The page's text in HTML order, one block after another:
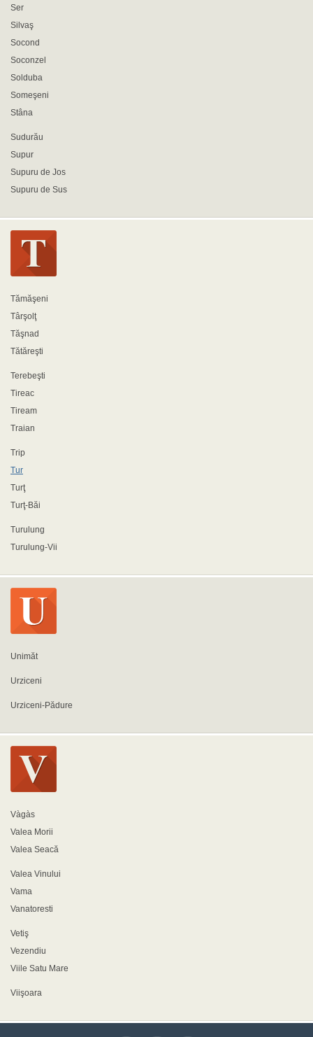
Ser
Silvaş
Socond
Soconzel
Solduba
Someşeni
Stâna
Sudurău
Supur
Supuru de Jos
Supuru de Sus
Tămăşeni
Târşolţ
Tăşnad
Tătăreşti
Terebeşti
Tireac
Tiream
Traian
Trip
Tur
Turţ
Turţ-Băi
Turulung
Turulung-Vii
Unimăt
Urziceni
Urziceni-Pădure
Vàgàs
Valea Morii
Valea Seacă
Valea Vinului
Vama
Vanatoresti
Vetiş
Vezendiu
Viile Satu Mare
Viişoara